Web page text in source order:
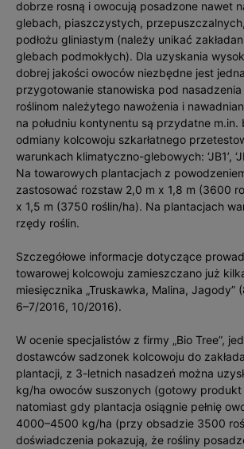
dobrze rosną i owocują posadzone nawet
glebach, piaszczystych,
podłożu gliniastym (należy unikać
glebach podmokłych). Dla uzyskania
dobrej jakości owoców niezbędne jest
przygotowanie stanowiska pod
roślinom należytego nawożenia i
na południu kontynentu są przydatne m.in.
odmiany kolcowoju szkarłatnego
warunkach klimatyczno-glebowych: ‘JB1’,
Na towarowych plantacjach z
zastosować rozstaw 2,0 m x 1,8 m (3600
x 1,5 m (3750 roślin/ha). Na plantacjach
rzędy roślin.
Szczegółowe informacje dotyczące
towarowej kolcowoju zamieszczano już
miesięcznika „Truskawka, Malina, Jagody”
6–7/2016, 10/2016).
W ocenie specjalistów z firmy „Bio Tree”,
dostawców sadzonek kolcowoju do
plantacji, z 3-letnich nasadzeń można
kg/ha owoców suszonych (gotowy
natomiast gdy plantacja osiągnie pełnię
4000–4500 kg/ha (przy obsadzie 3500
doświadczenia pokazują, że rośliny